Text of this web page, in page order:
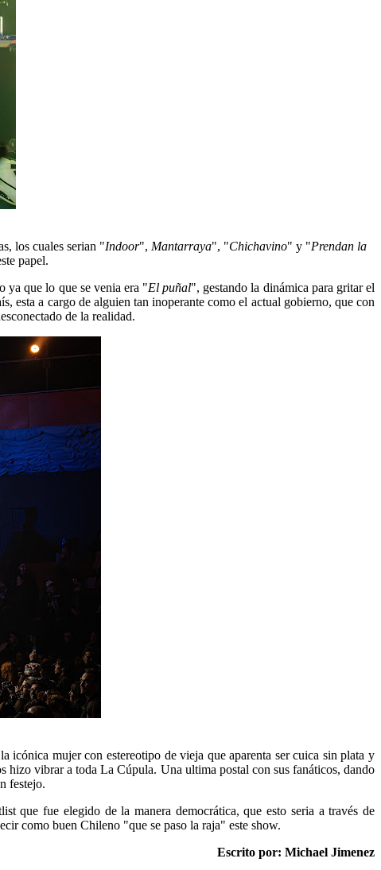
los cuales serian "Indoor", Mantarraya", "Chichavino" y "Prendan la
papel.
ya que lo que se venia era "El puñal", gestando la dinámica para gritar el
esta a cargo de alguien tan inoperante como el actual gobierno, que con
de la realidad.
icónica mujer con estereotipo de vieja que aparenta ser cuica sin plata y
hizo vibrar a toda La Cúpula. Una ultima postal con sus fanáticos, dando
festejo.
que fue elegido de la manera democrática, que esto seria a través de
como buen Chileno "que se paso la raja" este show.
Escrito por: Michael Jimenez